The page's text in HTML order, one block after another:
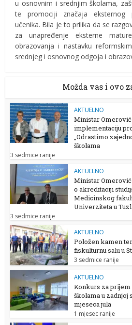
u osnovnim i srednjim školama,
te promociji značaja eksternog
učenika. Bila je to prilika da se
za unapređenje eksterne
obrazovanja i nastavku
srednjeg i osnovnog odgoja i
Možda vas i ovo
AKTUELNO
Ministar
implementaciju
„Odrastimo
školama
3 sedmice ranije
AKTUELNO
Ministar
o akreditaciji
Medicinskog
Univerziteta u
3 sedmice ranije
AKTUELNO
Položen kamen
fiskulturnu salu u
3 sedmice ranije
AKTUELNO
Konkurs za
školama u zadnjoj
mjeseca jula
1 mjesec ranije